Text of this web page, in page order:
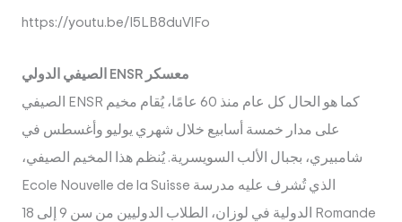
https://youtu.be/I5LB8duVlFo
معسكر ENSR الصيفي الدولي
كما هو الحال كل عام منذ 60 عامًا، يُقام مخيم ENSR الصيفي
على مدار خمسة أسابيع خلال شهري يوليو وأغسطس في
شامبيري، بجبال الألب السويسرية. يُنظم هذا المخيم الصيفي،
الذي تُشرف عليه مدرسة Ecole Nouvelle de la Suisse
Romande الدولية في لوزان، الطلاب الدوليين من سن 9 إلى 18